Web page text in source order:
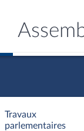
Travaux
parlementaires